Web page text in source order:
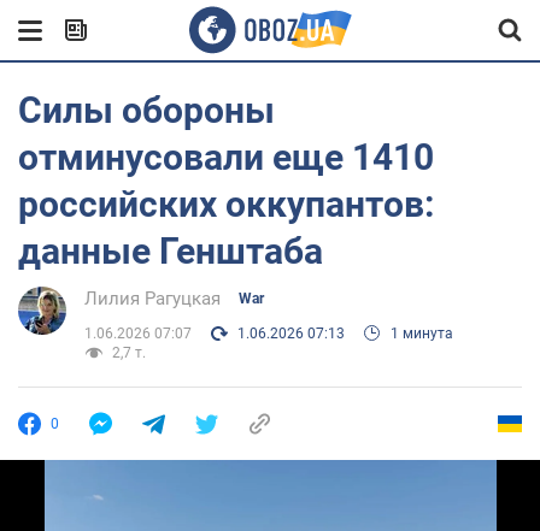
Силы обороны
отминусовали еще 1410
российских оккупантов:
данные Генштаба
Лилия Рагуцкая War
1.06.2026 07:07 1.06.2026 07:13
1 минута
2,7 т.
0